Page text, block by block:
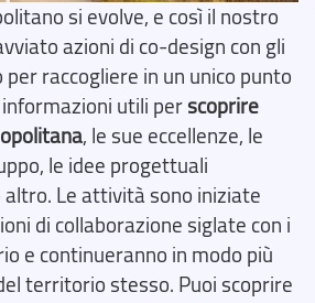
si evolve, e così il nostro
azioni di co-design con gli
raccogliere in un unico punto
utili perscoprire
, le sue eccellenze, le
le idee progettuali
Le attività sono iniziate
di collaborazione siglate con i
e continueranno in modo più
territorio stesso. Puoi scoprire